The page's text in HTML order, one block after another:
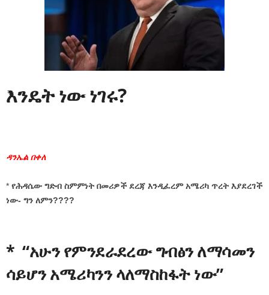
እንዴት ነው ነገሩ?
ዳንኤል በቀለ
* የሕዳሴው ግድብ ስምምነት በመሪዎች ደረጃ እንዲፈረም አሜሪካ ጥረት እያደረገች
ነው- ግን ለምን????
*“አሁን የምንደራደረው ግብፅን ለማሳመን
ሳይሆን አሜሪካንን ላለማስከፋት ነው”